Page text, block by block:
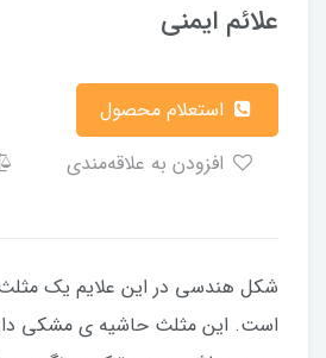
علائم ایمنی
شکل هندسی در این علایم یک
است. این مثلث حاشیه ی مشکی